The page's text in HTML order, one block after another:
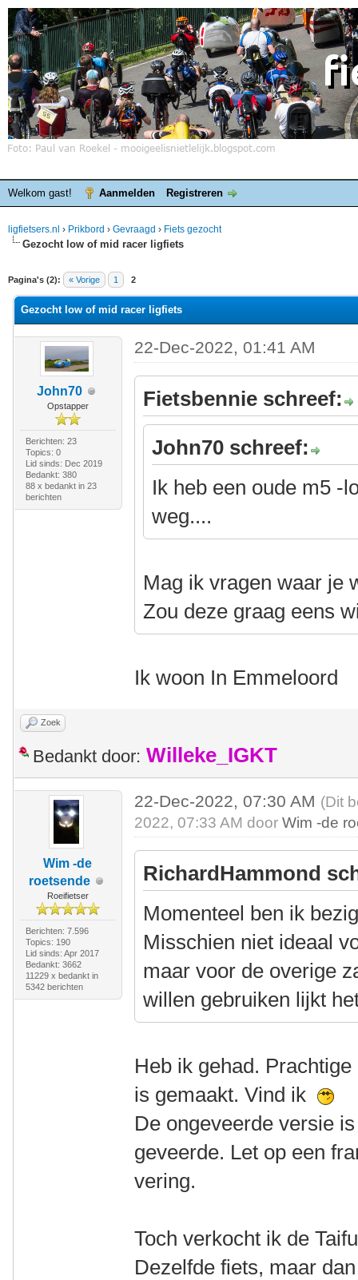
Welkom gast! Aanmelden Registreren
ligfietsers.nl › Prikbord › Gevraagd › Fiets gezocht
Gezocht low of mid racer ligfiets
Pagina's (2): « Vorige 1 2
waardering is 0
Gezocht low of mid racer ligfiets
John70
Opstapper
Berichten: 23
Topics: 0
Lid sinds: Dec 2019
Bedankt: 380
88 x bedankt in 23
berichten
22-Dec-2022, 01:41 AM
Fietsbennie schreef:
John70 schreef:
Ik heb een oude m5 -
weg....
Mag ik vragen waar je
Zou deze graag eens
Ik woon In Emmeloord
Zoek
Bedankt door: Willeke_IGKT
Wim -de
roetsende
Roeifietser
Berichten: 7.596
Topics: 190
Lid sinds: Apr 2017
Bedankt: 3662
11229 x bedankt in
5342 berichten
22-Dec-2022, 07:30 AM (Dit
2022, 07:33 AM doorWim -de
RichardHammond
Momenteel ben ik
Misschien niet ideaal
maar voor de overige
willen gebruiken lijkt
Heb ik gehad.
is gemaakt. Vind ik
De ongeveerde versie
geveerde. Let op een
vering.
Toch verkocht ik de
Dezelfde fiets, maar